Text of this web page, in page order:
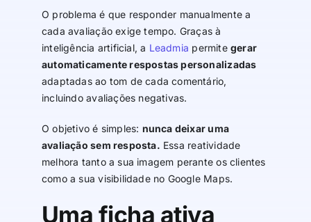
O problema é que responder manualmente a
cada avaliação exige tempo. Graças à
inteligência artificial, a Leadmia permitegerar
automaticamente respostas personalizadas
adaptadas ao tom de cada comentário,
incluindo avaliações negativas.
O objetivo é simples: nunca deixar uma
avaliação sem resposta. Essa reatividade
melhora tanto a sua imagem perante os clientes
como a sua visibilidade no Google Maps.
Uma ficha ativa